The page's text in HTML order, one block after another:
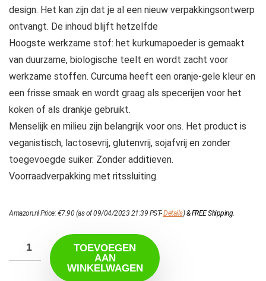
design. Het kan zijn dat je al een nieuw verpakkingsontwerp
ontvangt. De inhoud blijft hetzelfde
Hoogste werkzame stof: het kurkumapoeder is gemaakt
van duurzame, biologische teelt en wordt zacht voor
werkzame stoffen. Curcuma heeft een oranje-gele kleur en
een frisse smaak en wordt graag als specerijen voor het
koken of als drankje gebruikt.
Menselijk en milieu zijn belangrijk voor ons. Het product is
veganistisch, lactosevrij, glutenvrij, sojafvrij en zonder
toegevoegde suiker. Zonder additieven.
Voorraadverpakking met ritssluiting.
Amazon.nl Price:€7.90(as of 09/04/2023 21:39 PST-Details)&FREE Shipping.
TOEVOEGEN
AAN
WINKELWAGEN